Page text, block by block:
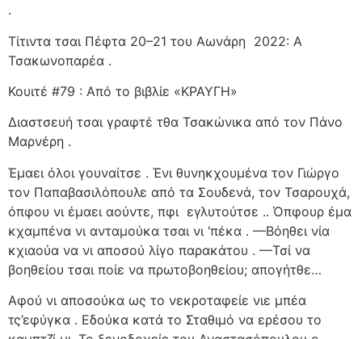
.
Τίτιντα τσαι Πέφτα 20–21 του Αωνάρη 2022: Α
Τσακωνοπαρέα .
Κουιτέ #79 : Από το βιβλίε «ΚΡΑΥΓΗ»
Διαστσευή τσαι γραφτέ τθα Τσακώνικα από τον Πάνο
Μαρνέρη .
Έμαει όλοι γουναίτσε . Ένι θυνηκχουμένα τον Γιώργο
τον Παπαβασιλόπουλε από τα Σουδενά, τον Τσαρουχά,
όπφου νι έμαει αούντε, πφι εγλυτούτσε .. Όπφουρ έμα
κχαμπένα νι ανταμούκα τσαι νι ‘πέκα . —Βόηθει νία
κχιαούα να νι αποσού λίγο παρακάτου . —Τσί να
βοηθείου τσαι ποίε να πρωτοβοηθείου; απογήτθε…
Αφού νι αποσούκα ως το νεκροταφείε νιε μπέα
τς’εφύγκα . Εδούκα κατά το Σταθιμό να ερέσου το